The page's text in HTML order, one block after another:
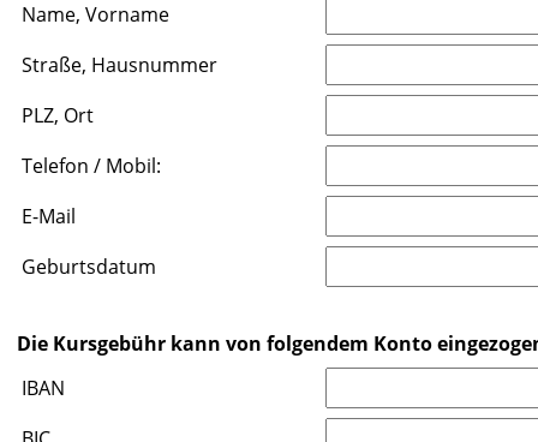
Name, Vorname
Straße, Hausnummer
PLZ, Ort
Telefon / Mobil:
E-Mail
Geburtsdatum
Die Kursgebühr kann von folgendem Konto
IBAN